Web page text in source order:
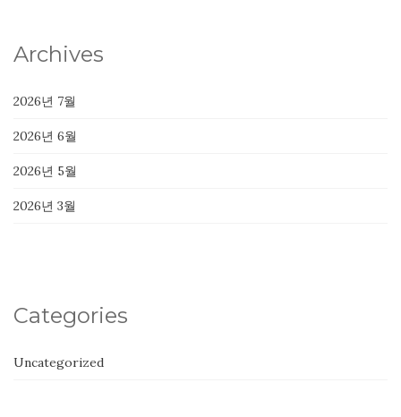
Archives
2026년 7월
2026년 6월
2026년 5월
2026년 3월
Categories
Uncategorized